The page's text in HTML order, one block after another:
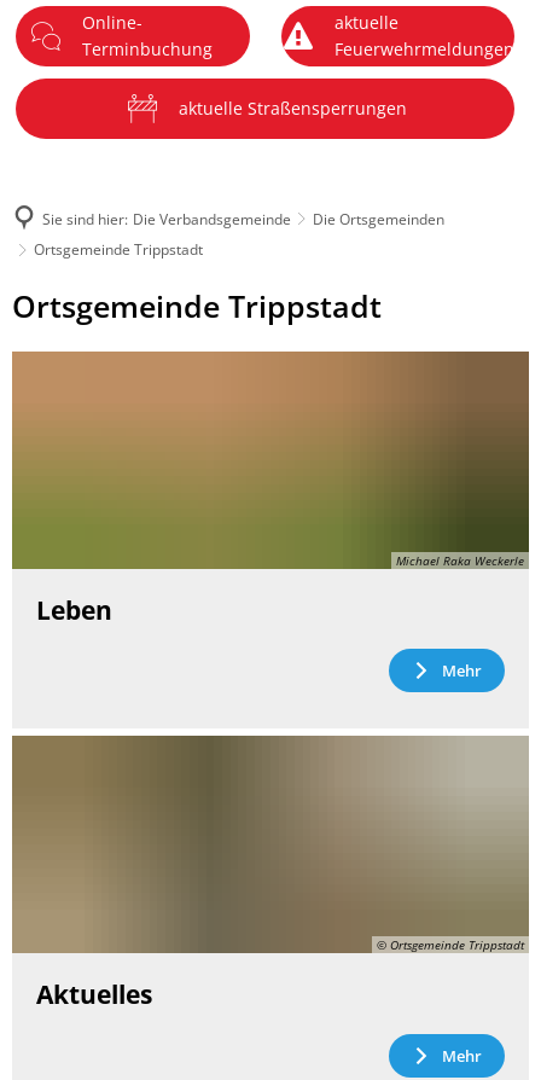
Menü
Online-
Terminbuchung
aktuelle
Feuerwehrmeldungen
aktuelle Straßensperrungen
Sie sind hier: Die Verbandsgemeinde
Die Ortsgemeinden
Ortsgemeinde Trippstadt
Ortsgemeinde
Trippstadt
Ortsgemeinde Trippstadt
Michael Raka Weckerle
Leben
Mehr
© Ortsgemeinde Trippstadt
Aktuelles
Mehr